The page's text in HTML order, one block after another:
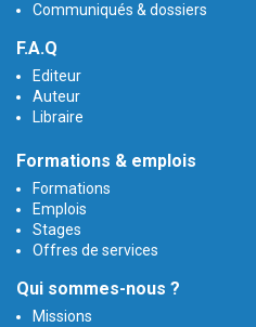
Communiqués & dossiers
F.A.Q
Editeur
Auteur
Libraire
Formations & emplois
Formations
Emplois
Stages
Offres de services
Qui sommes-nous ?
Missions